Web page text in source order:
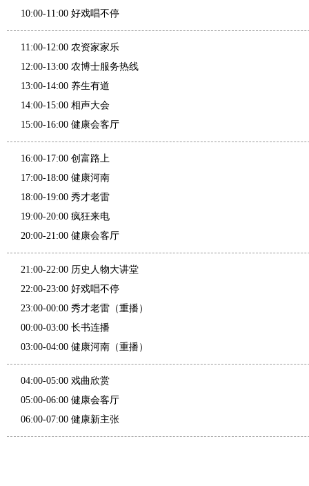
10:00-11:00 好戏唱不停
11:00-12:00 农资家家乐
12:00-13:00 农博士服务热线
13:00-14:00 养生有道
14:00-15:00 相声大会
15:00-16:00 健康会客厅
16:00-17:00 创富路上
17:00-18:00 健康河南
18:00-19:00 秀才老雷
19:00-20:00 疯狂来电
20:00-21:00 健康会客厅
21:00-22:00 历史人物大讲堂
22:00-23:00 好戏唱不停
23:00-00:00 秀才老雷（重播）
00:00-03:00 长书连播
03:00-04:00 健康河南（重播）
04:00-05:00 戏曲欣赏
05:00-06:00 健康会客厅
06:00-07:00 健康新主张